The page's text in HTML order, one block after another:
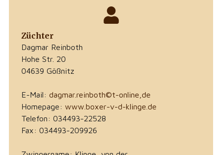
Züchter
Dagmar Reinboth
Hohe Str. 20
04639 Gößnitz
E-Mail: dagmar.reinboth©t-online,de
Homepage: www.boxer-v-d-klinge.de
Telefon: 034493-22528
Fax: 034493-209926